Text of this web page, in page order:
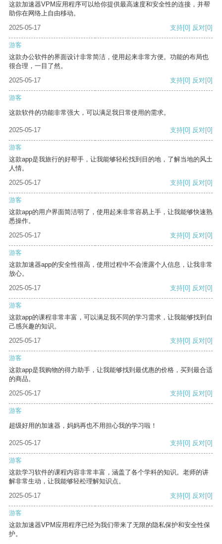
这款加速器VPM应用程序可以给你提供最高速度和安全性的连接，并帮
助你在网络上自由移动。
2025-05-17
支持[0] 反对[0]
游客
这款办公软件的界面设计非常简洁，使用起来非常方便。功能的布局也
很合理，一目了然。
2025-05-17
支持[0] 反对[0]
游客
这款软件的功能非常强大，可以满足我日常使用的需求。
2025-05-17 支持[0] 反对[0]
游客
这款app是我旅行的好帮手，让我能够轻松找到目的地，了解当地的风土
人情。
2025-05-17
支持[0] 反对[0]
游客
这款app的用户界面简洁明了，使用起来非常容易上手，让我能够快速熟
悉操作。
2025-05-17
支持[0] 反对[0]
游客
这款加速器app的安全性很高，使用过程中不会泄露个人信息，让我非常
放心。
2025-05-17
支持[0] 反对[0]
游客
这款app的课程非常丰富，可以满足我不同的学习需求，让我能够找到自
己感兴趣的知识。
2025-05-17
支持[0] 反对[0]
游客
这款app是我购物的得力助手，让我能够找到最优惠的价格，买到最合适
的商品。
2025-05-17
支持[0] 反对[0]
游客
超级好用的加速器，妈妈再也不用担心我的学习啦！
2025-05-17 支持[0] 反对[0]
游客
这款学习软件的课程内容非常丰富，涵盖了各个学科的知识。老师的讲
解非常生动，让我能够轻松理解知识点。
2025-05-17
支持[0] 反对[0]
游客
这款加速器VPM应用程序已经为我们带来了无限的隐私保护和安全性保
护。